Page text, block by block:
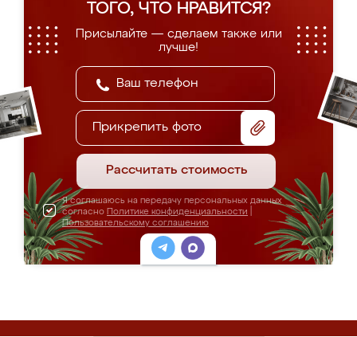
ТОГО, ЧТО НРАВИТСЯ?
Присылайте — сделаем также или
лучше!
Прикрепить фото
Рассчитать стоимость
Я соглашаюсь на передачу персональных данных
согласно Политике конфиденциальности
Пользовательскому соглашению